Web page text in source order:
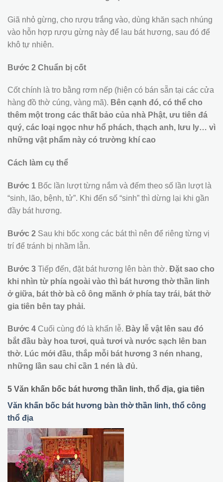
Giã nhỏ gừng, cho rượu trắng vào, dùng khăn sạch nhúng
vào hỗn hợp rượu gừng này để lau bát hương, sau đó để
khô tự nhiên.
Bước 2 Chuẩn bị cốt
Cốt chính là tro bằng rơm nếp (hiện có bán sẵn tại các cửa
hàng đồ thờ cúng, vàng mã). Bên cạnh đó, có thể cho
thêm một trong các thất bảo của nhà Phật, ưu tiên đá
quý, các loại ngọc như hổ phách, thạch anh, lưu ly… vì
những vật phẩm này có trường khí cao
Cách làm cụ thể
Bước 1 Bốc lần lượt từng nắm và đếm theo số lần lượt là
“sinh, lão, bệnh, tử”. Khi đến số “sinh” thì dừng lại khi gần
đầy bát hương.
Bước 2 Sau khi bốc xong các bát thì nên để riêng từng vị
trí để tránh bị nhầm lẫn.
Bước 3 Tiếp đến, đặt bát hương lên bàn thờ. Đặt sao cho
khi nhìn từ phía ngoài vào thì bát hương thờ thần linh
ở giữa, bát thờ bà cô ông mãnh ở phía tay trái, bát thờ
gia tiên bên tay phải.
Bước 4 Cuối cùng đó là khấn lễ. Bày lễ vật lên sau đó
bắt đầu bày hoa tươi, quả tươi và nước sạch lên ban
thờ. Lúc mới đầu, thắp mỗi bát hương 3 nén nhang,
những lần sau chỉ cần 1 nén là đủ.
5 Văn khấn bốc bát hương thần linh, thổ địa, gia tiên
Văn khấn bốc bát hương bàn thờ thần linh, thổ công
thổ địa